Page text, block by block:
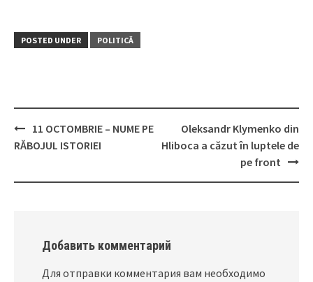
POSTED UNDER POLITICĂ
Post
11 OCTOMBRIE – NUME PE
RĂBOJUL ISTORIEI
Oleksandr Klymenko din
Hliboca a căzut în luptele de
pe front
Добавить комментарий
Для отправки комментария вам необходимо